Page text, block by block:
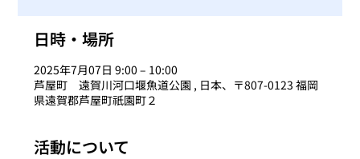
日時・場所
2025年7月07日 9:00 – 10:00
芦屋町 遠賀川河口堰魚道公園 , 日本、〒807-0123 福岡
県遠賀郡芦屋町祇園町２
活動について